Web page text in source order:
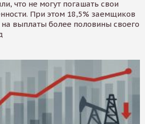
что не могут погашать свои
При этом 18,5% заемщиков
выплаты более половины своего